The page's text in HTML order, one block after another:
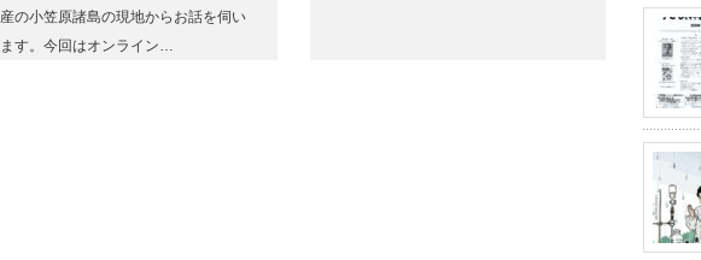
産の小笠原諸島の現地からお話を伺い
ます。今回はオンライン…